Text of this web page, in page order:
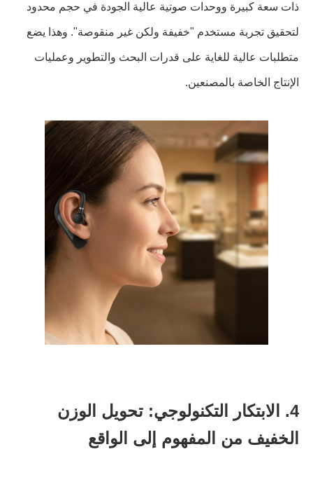
ذات سعة كبيرة ووحدات صوتية عالية الجودة في حجم محدود
لتحقيق تجربة مستخدم "خفيفة ولكن غير منقوصة". وهذا يضع
متطلبات عالية للغاية على قدرات البحث والتطوير وعمليات
الإنتاج الخاصة بالمصنعين.
4. الابتكار التكنولوجي: تحويل الوزن
الخفيف من المفهوم إلى الواقع